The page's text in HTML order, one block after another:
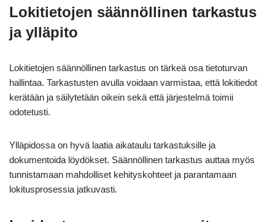
Lokitietojen säännöllinen tarkastus
ja ylläpito
Lokitietojen säännöllinen tarkastus on tärkeä osa tietoturvan
hallintaa. Tarkastusten avulla voidaan varmistaa, että lokitiedot
kerätään ja säilytetään oikein sekä että järjestelmä toimii
odotetusti.
Ylläpidossa on hyvä laatia aikataulu tarkastuksille ja
dokumentoida löydökset. Säännöllinen tarkastus auttaa myös
tunnistamaan mahdolliset kehityskohteet ja parantamaan
lokitusprosessia jatkuvasti.